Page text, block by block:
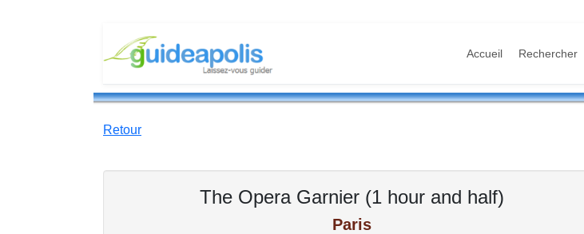
Accueil Rechercher
Retour
The Opera Garnier (1 hour and half)
Paris